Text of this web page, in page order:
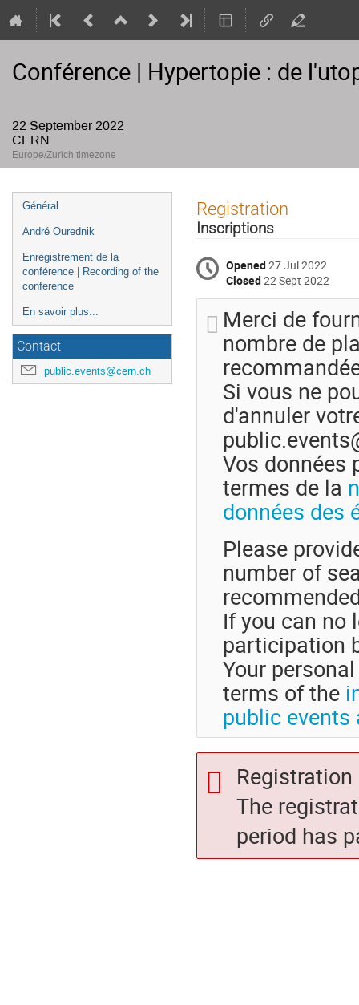
Conférence | Hypertopie : de
22 September 2022
CERN
Europe/Zurich timezone
Event
menu
Général
André Ourednik
Enregistrement de la
conférence | Recording of the
conference
En savoir plus...
Contact
public.events@cern.ch
Registration
Inscriptions
Opened27 Jul 2022
Closed22 Sept 2022
Merci de
nombre de
Si vous ne
d'annuler
Vos données
termes de la
données des
Please
number of
If you can no
participation
Your
terms of the
public events
The
period has